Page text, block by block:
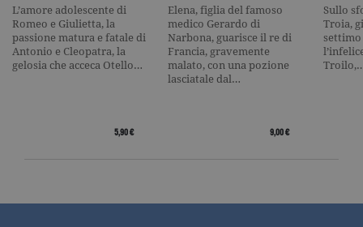
L’amore adolescente di
Romeo e Giulietta, la
passione matura e fatale di
Antonio e Cleopatra, la
gelosia che acceca Otello…
5,90 €
Elena, figlia del famoso
medico Gerardo di
Narbona, guarisce il re di
Francia, gravemente
malato, con una pozione
lasciatale dal…
9,00 €
Sullo
Troia,
settimo
valore
per ogni
visitata e
utilizzato
contare e
traccia delle
viene